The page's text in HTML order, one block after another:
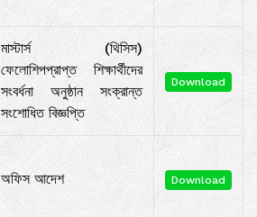
মাস্টার্স (থিসিস)
ফেলোশিপপ্রাপ্ত শিক্ষার্থীদের
সংবর্ধনা অনুষ্ঠান সংক্রান্ত
সংশোধিত বিজ্ঞপ্তি
Download
অফিস আদেশ Download